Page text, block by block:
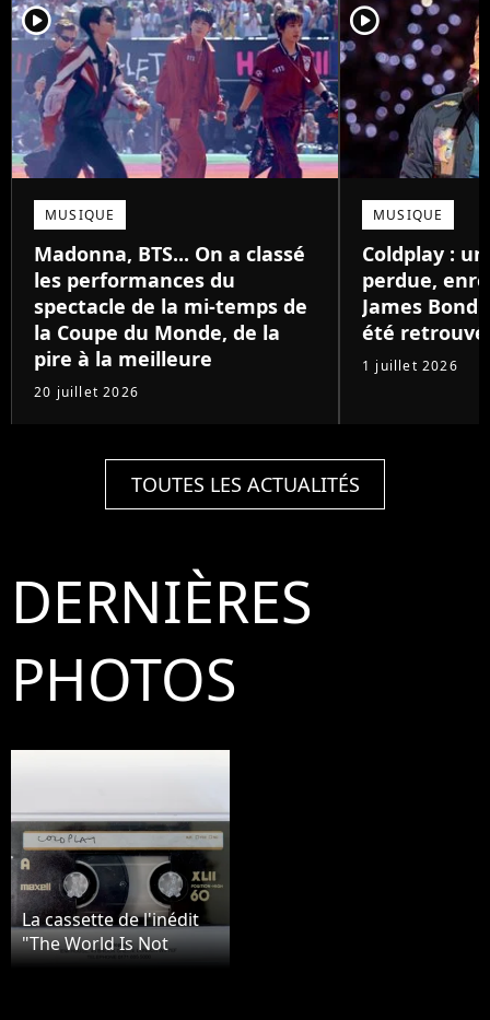
player2
MUSIQUE
Madonna, BTS... On a classé
les performances du
spectacle de la mi-temps de
la Coupe du Monde, de la
pire à la meilleure
20 juillet 2026
player2
MUSIQUE
Coldplay :
perdue,
James Bond
été
1 juillet 2026
TOUTES LES ACTUALITÉS
DERNIÈRES
PHOTOS
La cassette de l'inédit
"The World Is Not
Enough" enregistré par